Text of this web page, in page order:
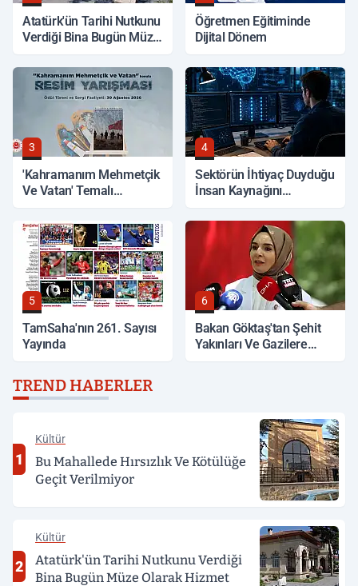
Atatürk'ün Tarihi Nutkunu
Verdiği Bina Bugün Müze
Öğretmen Eğitiminde
Dijital Dönem
3
'Kahramanım Mehmetçik
Ve Vatan' Temalı
Başladı
4
Sektörün İhtiyaç Duyduğu
İnsan Kaynağını
5
TamSaha'nın 261. Sayısı
Yayında
6
Bakan Göktaş'tan Şehit
Yakınları Ve Gazilere
TREND HABERLER
1
Kültür
Bu Mahallede Hırsızlık Ve Kötülüğe
Geçit Verilmiyor
2
Kültür
Atatürk'ün Tarihi Nutkunu Verdiği
Bina Bugün Müze Olarak Hizmet